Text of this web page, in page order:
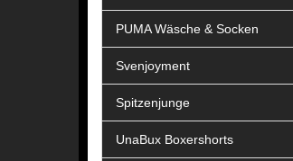
PUMA Wäsche & Socken
Svenjoyment
Spitzenjunge
UnaBux Boxershorts